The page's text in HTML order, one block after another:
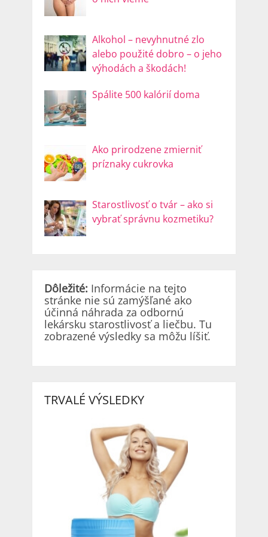
Alkohol – nevyhnutné zlo
alebo použité dobro – o jeho
výhodách a škodách!
Spálite 500 kalórií doma
Ako prirodzene zmierniť
príznaky cukrovka
Starostlivosť o tvár – ako si
vybrať správnu kozmetiku?
Dôležité: Informácie na tejto
stránke nie sú zamýšľané ako
účinná náhrada za odbornú
lekársku starostlivosť a liečbu. Tu
zobrazené výsledky sa môžu líšiť.
TRVALÉ VÝSLEDKY